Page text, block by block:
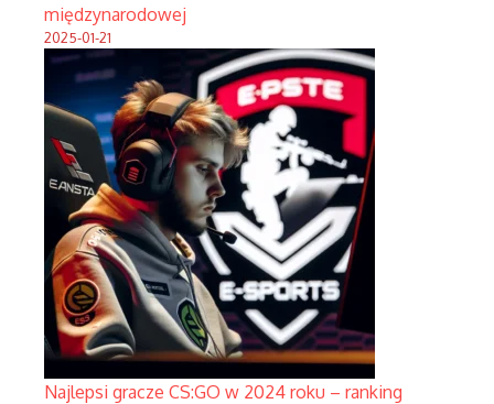
międzynarodowej
2025-01-21
Najlepsi gracze CS:GO w 2024 roku – ranking